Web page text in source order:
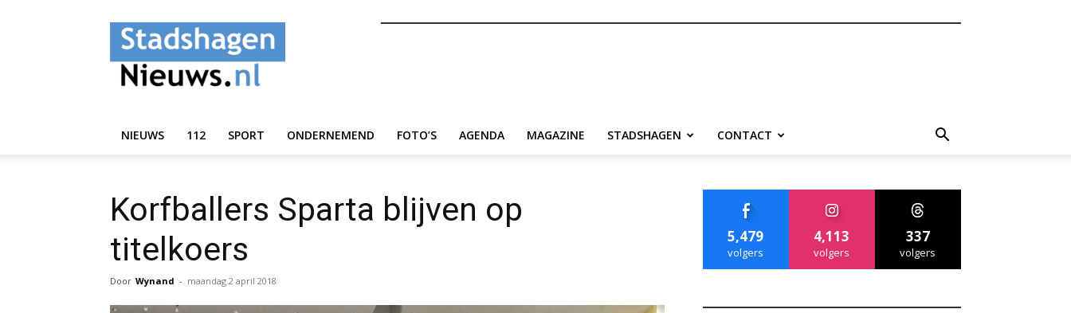
StadshagenNieuws.nl
NIEUWS 112 SPORT ONDERNEMEND FOTO’S AGENDA MAGAZINE STADSHAGEN CONTACT
Korfballers Sparta blijven op
titelkoers
Door Wynand - maandag 2 april 2018
5,479
volgers
4,113
volgers
337
volgers